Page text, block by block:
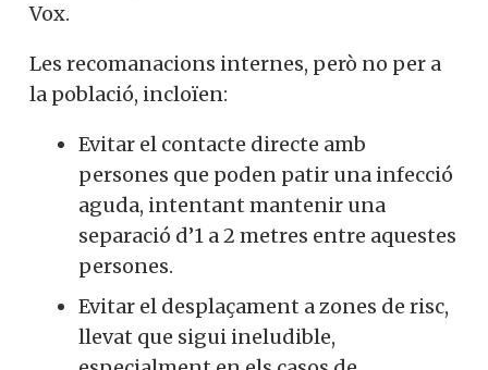
Vox.
Les recomanacions internes, però no per a
la població, incloïen:
Evitar el contacte directe amb
persones que poden patir una infecció
aguda, intentant mantenir una
separació d’1 a 2 metres entre aquestes
persones.
Evitar el desplaçament azones de risc,
llevat que sigui ineludible,